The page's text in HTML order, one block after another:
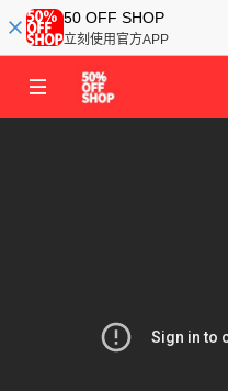
50 OFF SHOP
立刻使用官方APP